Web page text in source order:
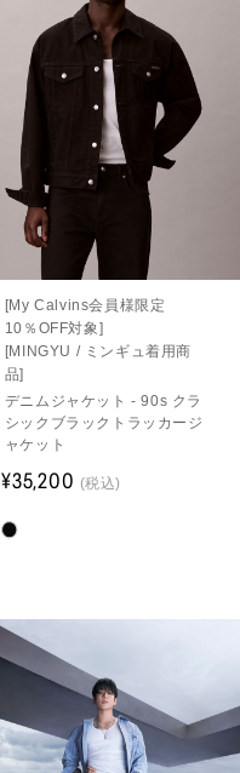
[My Calvins会員様限定
10％OFF対象]
[MINGYU / ミンギュ着用商
品]
デニムジャケット - 90s クラ
シックブラックトラッカージ
ャケット
¥35,200 (税込)